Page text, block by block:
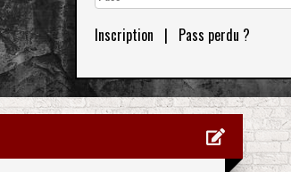
Inscription | Pass perdu ?